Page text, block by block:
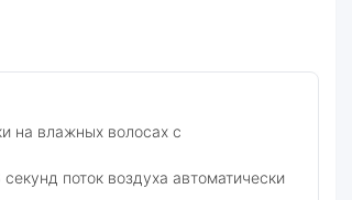
на влажных волосах с
поток воздуха автоматически